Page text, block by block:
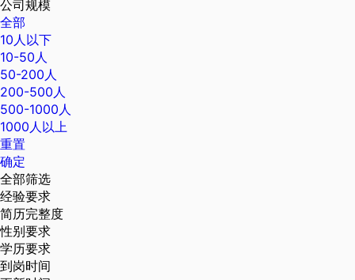
公司规模
全部
10人以下
10-50人
50-200人
200-500人
500-1000人
1000人以上
重置
确定
全部筛选
经验要求
简历完整度
性别要求
学历要求
到岗时间